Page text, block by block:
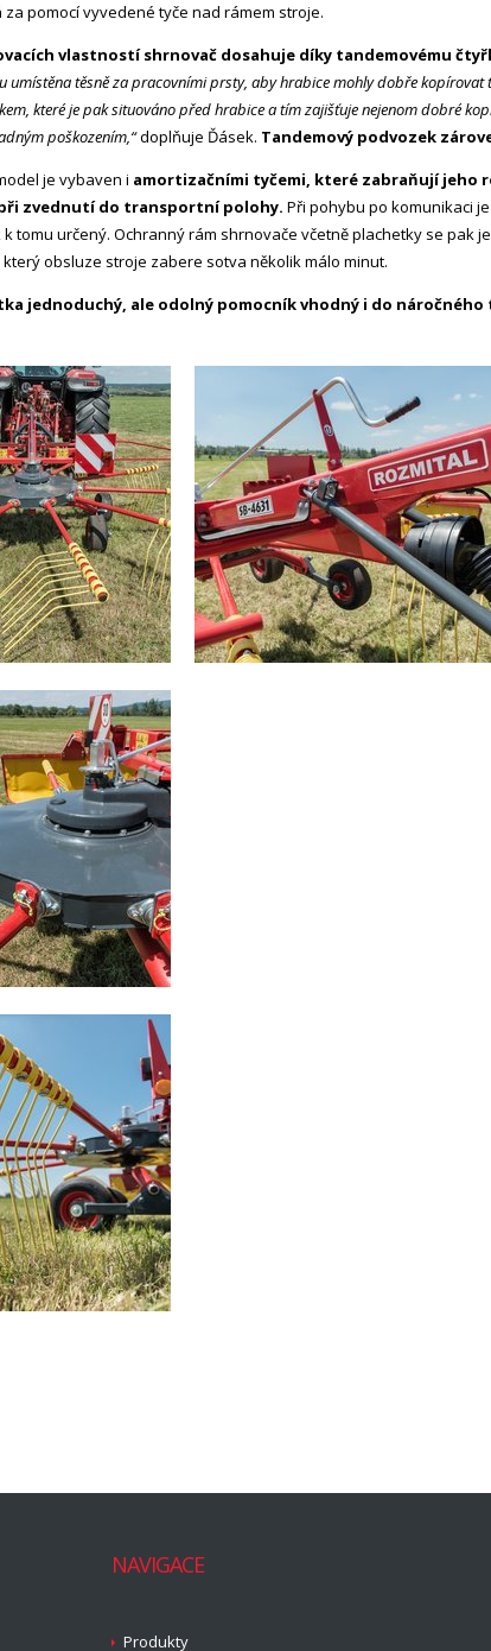
pomocí vyvedené tyče nad rámem stroje.
vlastností shrnovač dosahuje díky tandemovému
umístěna těsně za pracovními prsty, aby hrabice mohly dobře
které je pak situováno před hrabice a tím zajišťuje nejenom dobré
poškozením,“doplňuje Ďásek. Tandemový podvozek
je vybaven i amortizačními tyčemi, které zabraňují jeho
při zvednutí do transportní polohy. Při pohybu po komunikaci
tomu určený. Ochranný rám shrnovače včetně plachetky se pak
který obsluze stroje zabere sotva několik málo minut.
jednoduchý, ale odolný pomocník vhodný i do náročného
NAVIGACE
Produkty